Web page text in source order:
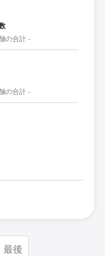
の合計 -
の合計 -
最後